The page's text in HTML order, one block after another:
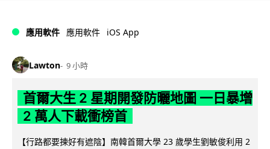
應用軟件 應用軟件 iOS App
Lawton 9 小時
首爾大生 2 星期開發防曬地圖 一日暴增
2 萬人下載衝榜首
【行路都要揀好有遮陰】南韓首爾大學 23 歲學生劉敏俊利用 2